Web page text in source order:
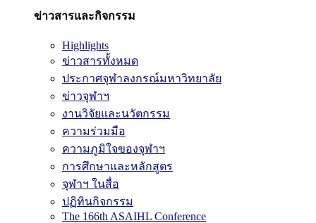
ข่าวสารและกิจกรรม
Highlights
ข่าวสารทั้งหมด
ประกาศจุฬาลงกรณ์มหาวิทยาลัย
ข่าวจุฬาฯ
งานวิจัยและนวัตกรรม
ความร่วมมือ
ความภูมิใจของจุฬาฯ
การศึกษาและหลักสูตร
จุฬาฯ ในสื่อ
ปฏิทินกิจกรรม
The 166th ASAIHL Conference